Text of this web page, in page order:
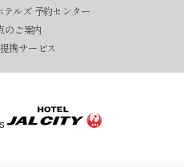
ルズ 予約センター
のご案内
携サービス